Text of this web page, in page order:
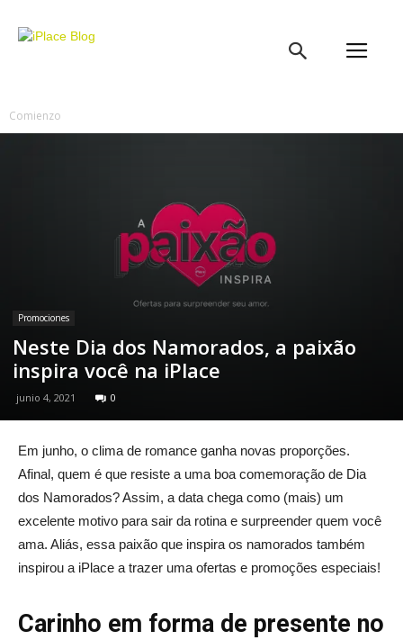
Comienzo
Promociones
Neste Dia dos Namorados, a paixão
inspira você na iPlace
junio 4, 2021 0
Em junho, o clima de romance ganha novas proporções.
Afinal, quem é que resiste a uma boa comemoração de Dia
dos Namorados? Assim, a data chega como (mais) um
excelente motivo para sair da rotina e surpreender quem você
ama. Aliás, essa paixão que inspira os namorados também
inspirou a iPlace a trazer uma ofertas e promoções especiais!
Carinho em forma de presente no